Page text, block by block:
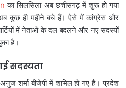
का सिलसिला अब छत्तीसगढ़ में शुरू हो गया
अब कुछ ही महीने बचे हैं। ऐसे में कांग्रेस और
में नेताओं के दल बदलने और नए सदस्यों
है।
सदस्यता
शर्मा बीजेपी में शामिल हो गए हैं। प्रदेश